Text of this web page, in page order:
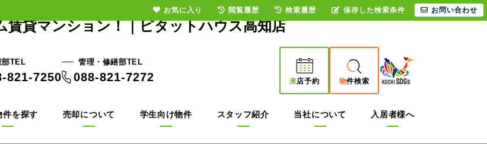
賃貸マンション！｜ピタットハウス高知店
部TEL
821-7250
管理・修繕部TEL
088-821-7272 来店予約 物件検索
件を探す 売却について 学生向け物件 スタッフ紹介 当社について 入居者様へ
お気に入り 閲覧履歴 検索履歴 保存した検索条件 お問い合わせ